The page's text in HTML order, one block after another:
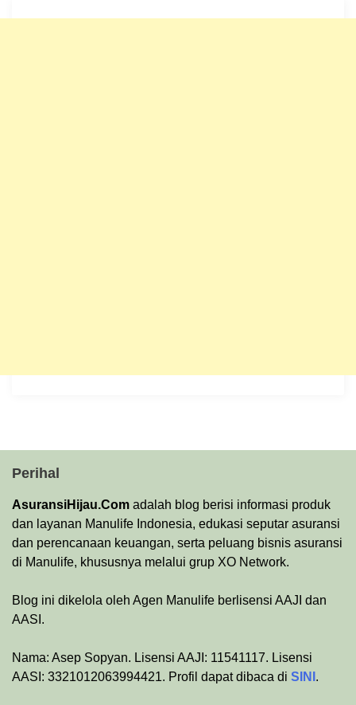
Perihal
AsuransiHijau.Com adalah blog berisi informasi produk
dan layanan Manulife Indonesia, edukasi seputar asuransi
dan perencanaan keuangan, serta peluang bisnis asuransi
di Manulife, khususnya melalui grup XO Network.
Blog ini dikelola oleh Agen Manulife berlisensi AAJI dan
AASI.
Nama: Asep Sopyan. Lisensi AAJI: 11541117. Lisensi
AASI: 3321012063994421. Profil dapat dibaca di SINI .